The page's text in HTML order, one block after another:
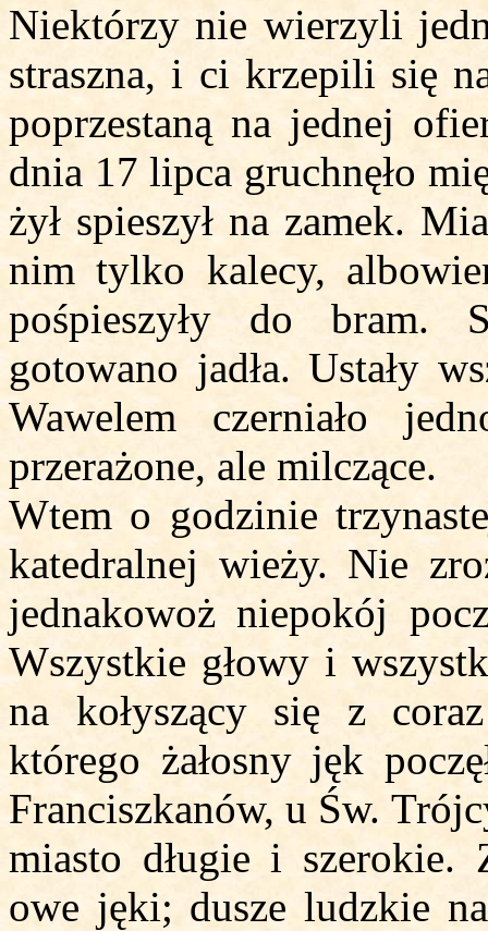
Niektórzy nie wierzyli
straszna, i ci krzepili się
poprzestaną na jednej
dnia 17 lipca gruchnęło
żył spieszył na zamek.
nim tylko kalecy,
pośpieszyły do bram.
gotowano jadła. Ustały
Wawelem czerniało
przerażone, ale milczące.
Wtem o godzinie
katedralnej wieży. Nie
jednakowoż niepokój
Wszystkie głowy i
na kołyszący się z
którego żałosny jęk
Franciszkanów, u Św.
miasto długie i szerokie.
owe jęki; dusze ludzkie